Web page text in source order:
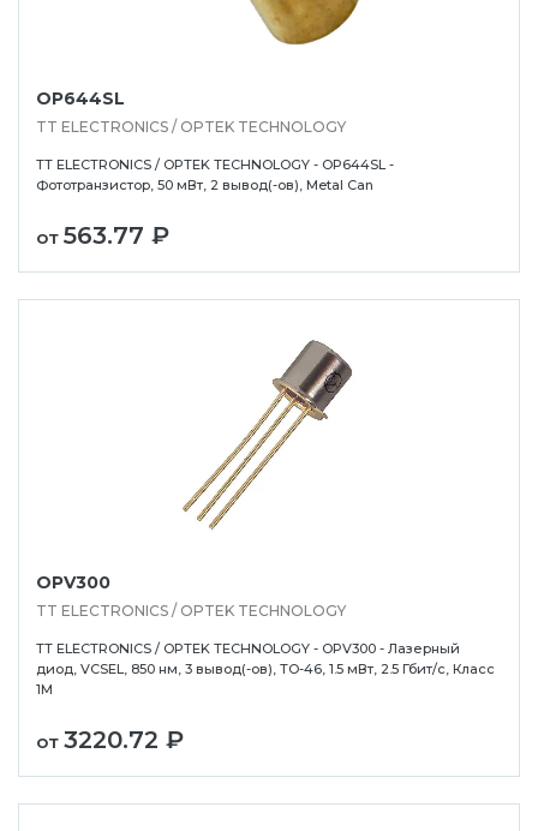
OP644SL
TT ELECTRONICS / OPTEK TECHNOLOGY
TT ELECTRONICS / OPTEK TECHNOLOGY - OP644SL -
Фототранзистор, 50 мВт, 2 вывод(-ов), Metal Can
от 563.77 ₽
OPV300
TT ELECTRONICS / OPTEK TECHNOLOGY
TT ELECTRONICS / OPTEK TECHNOLOGY - OPV300 - Лазерный
диод, VCSEL, 850 нм, 3 вывод(-ов), TO-46, 1.5 мВт, 2.5 Гбит/с, Класс
1M
от 3220.72 ₽